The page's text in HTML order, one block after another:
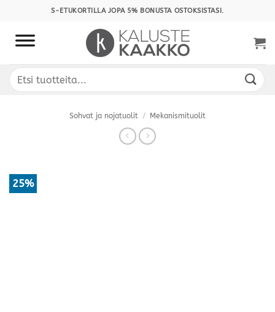
content
S-ETUKORTILLA JOPA 5% BONUSTA OSTOKSISTASI.
Etsi:
Sohvat ja nojatuolit / Mekanismituolit
25%